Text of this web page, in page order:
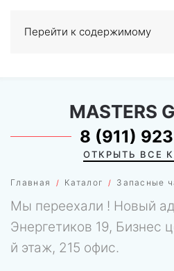
Перейти к содержимому
0
Главная Каталог Запасные
MASTERS
8 (911)
ОТКРЫТЬ ВСЕ
Мы переехали ! Новый
Энергетиков 19, Бизнес
й этаж, 215 офис.